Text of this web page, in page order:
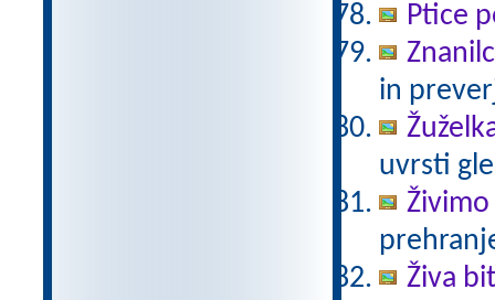
Ptice
in
uvrsti
Živa